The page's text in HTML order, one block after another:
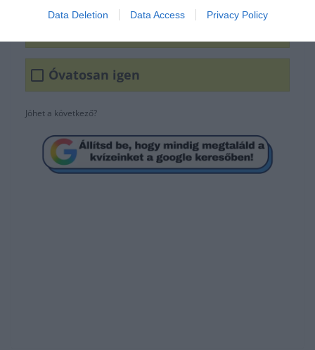
Data Deletion Data Access Privacy Policy
Óvatosan igen
Jöhet a következő?